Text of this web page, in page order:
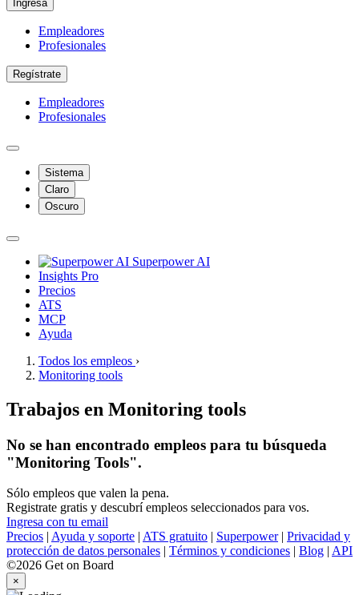
Ingresa
Empleadores
Profesionales
Regístrate
Empleadores
Profesionales
Sistema
Claro
Oscuro
Superpower AI
Insights Pro
Precios
ATS
MCP
Ayuda
Todos los empleos ›
Monitoring tools
Trabajos en Monitoring tools
No se han encontrado empleos para tu búsqueda
"Monitoring Tools".
Sólo empleos que valen la pena.
Registrate gratis y descubrí empleos seleccionados para vos.
Ingresa con tu email
Precios | Ayuda y soporte | ATS gratuito | Superpower| Privacidad y
protección de datos personales | Términos y condiciones | Blog | API
©2026 Get on Board
×